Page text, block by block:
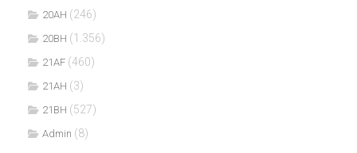
20AH (246)
20BH (1.356)
21AF (460)
21AH (3)
21BH (527)
Admin (8)